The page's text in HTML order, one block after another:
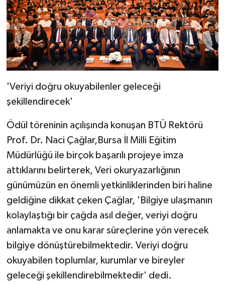
'Veriyi doğru okuyabilenler geleceği
şekillendirecek'
Ödül töreninin açılışında konuşan BTÜ Rektörü
Prof. Dr. Naci Çağlar,Bursa İl Milli Eğitim
Müdürlüğü ile birçok başarılı projeye imza
attıklarını belirterek, Veri okuryazarlığının
günümüzün en önemli yetkinliklerinden biri haline
geldiğine dikkat çeken Çağlar, 'Bilgiye ulaşmanın
kolaylaştığı bir çağda asıl değer, veriyi doğru
anlamakta ve onu karar süreçlerine yön verecek
bilgiye dönüştürebilmektedir. Veriyi doğru
okuyabilen toplumlar, kurumlar ve bireyler
geleceği şekillendirebilmektedir' dedi.